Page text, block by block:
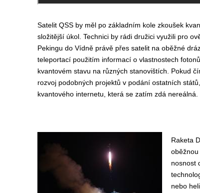
Satelit QSS by měl po základním kole zkoušek
složitější úkol. Technici by rádi družici využili pro
Pekingu do Vídně právě přes satelit na oběžné
teleportací použitím informací o vlastnostech
kvantovém stavu na různých stanovištích. Pokud
rozvoj podobných projektů v podání ostatních
kvantového internetu, která se zatím zdá nereálná.
Raketa
nosnost
nebo